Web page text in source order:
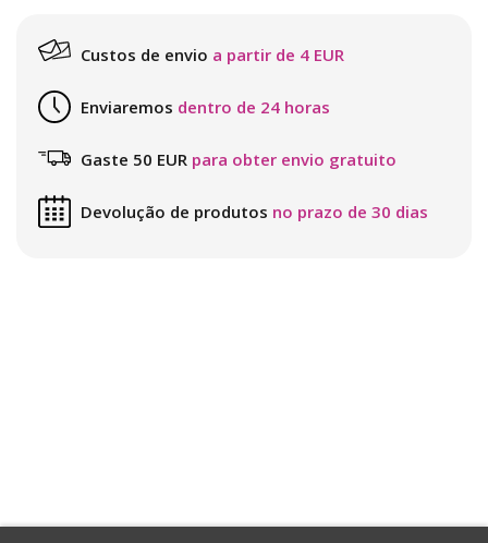
Custos de envio a partir de 4 EUR
Enviaremos dentro de 24 horas
Gaste 50 EUR para obter envio gratuito
Devolução de produtos no prazo de 30 dias